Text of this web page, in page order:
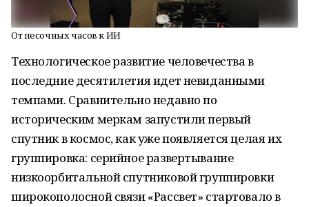
От песочных часов к ИИ
Технологическое развитие человечества в
последние десятилетия идет невиданными
темпами. Сравнительно недавно по
историческим меркам запустили первый
спутник в космос, как уже появляется целая их
группировка: серийное развертывание
низкоорбитальной спутниковой группировки
широкополосной связи «Рассвет» стартовало в